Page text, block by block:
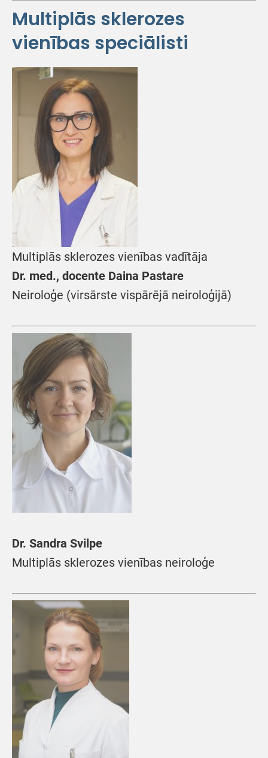
Multiplās sklerozes
vienības speciālisti
Multiplās sklerozes vienības vadītāja
Dr. med., docente Daina Pastare
Neiroloģe (virsārste vispārējā neiroloģijā)
Dr. Sandra Svilpe
Multiplās sklerozes vienības neiroloģe